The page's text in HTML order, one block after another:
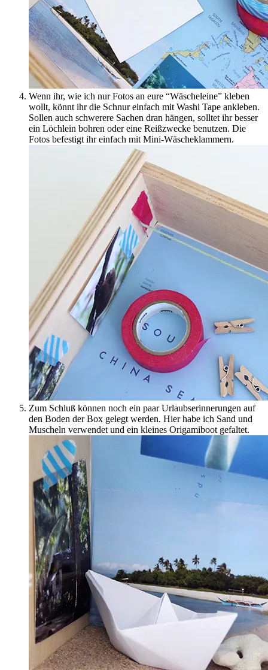
Wenn ihr, wie ich nur Fotos an eure “Wäscheleine” kleben
wollt, könnt ihr die Schnur einfach mit Washi Tape ankleben.
Sollen auch schwerere Sachen dran hängen, solltet ihr besser
ein Löchlein bohren oder eine Reißzwecke benutzen. Die
Fotos befestigt ihr einfach mit Mini-Wäscheklammern.
Zum Schluß können noch ein paar Urlaubserinnerungen auf
den Boden der Box gelegt werden. Hier habe ich Sand und
Muscheln verwendet und ein kleines Origamiboot gefaltet.